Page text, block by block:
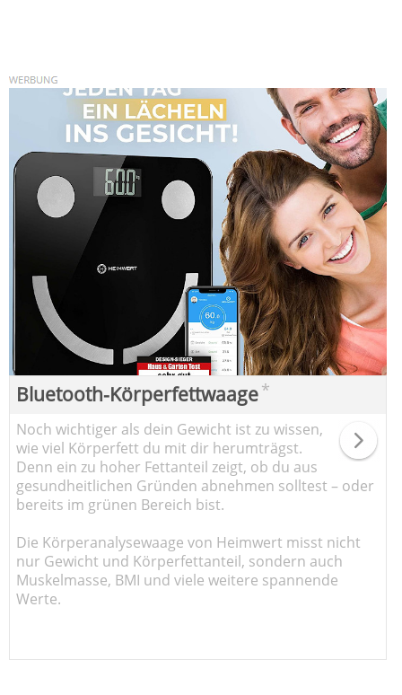
Bluetooth-Körperfettwaage*
Noch wichtiger als dein Gewicht ist zu wissen,
wie viel Körperfett du mit dir herumträgst.
Denn ein zu hoher Fettanteil zeigt, ob du aus
gesundheitlichen Gründen abnehmen solltest – oder
bereits im grünen Bereich bist.
Die Körperanalysewaage von Heimwert misst nicht
nur Gewicht und Körperfettanteil, sondern auch
Muskelmasse, BMI und viele weitere spannende
Werte.